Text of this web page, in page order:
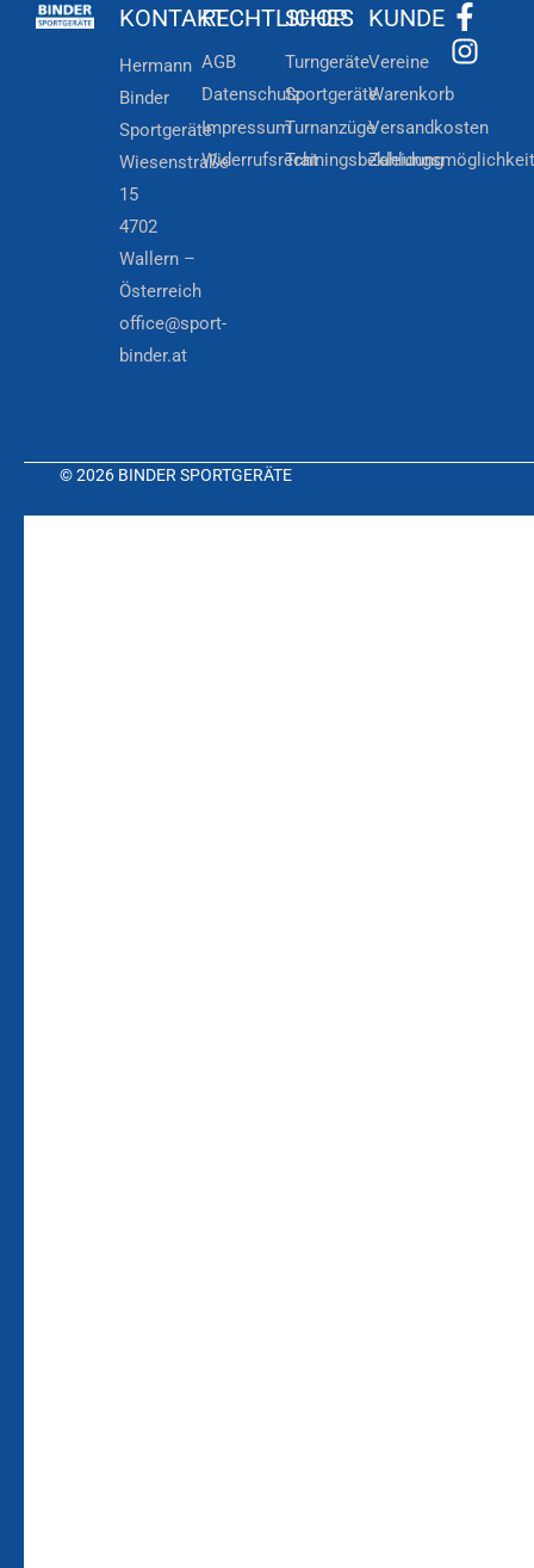
KONTAKT
Hermann
Binder
Sportgeräte
Wiesenstraße
15
4702
Wallern –
Österreich
office@sport-
binder.at
RECHTLICHES
AGB
Datenschutz
Impressum
Widerrufsrecht
SHOP
Turngeräte
Sportgeräte
Turnanzüge
Trainingsbekleidung
KUNDE
Vereine
Warenkorb
Versandkosten
© 2026 BINDER SPORTGERÄTE